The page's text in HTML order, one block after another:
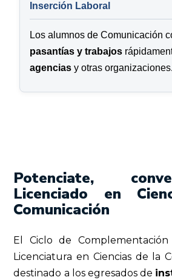
Inserción Laboral
Los alumnos de Comunicación
pasantías y trabajos
agencias y otras organizaciones.
Potenciate,
Licenciado en
Comunicación
El Ciclo de
Licenciatura en Ciencias de la
destinado a los egresados de